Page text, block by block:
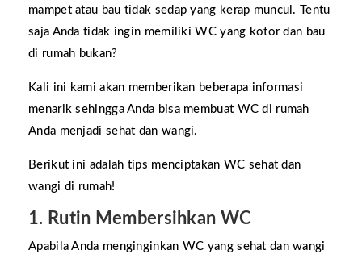
mampet atau bau tidak sedap yang kerap muncul. Tentu
saja Anda tidak ingin memiliki WC yang kotor dan bau
di rumah bukan?
Kali ini kami akan memberikan beberapa informasi
menarik sehingga Anda bisa membuat WC di rumah
Anda menjadi sehat dan wangi.
Berikut ini adalah tips menciptakan WC sehat dan
wangi di rumah!
1. Rutin Membersihkan WC
Apabila Anda menginginkan WC yang sehat dan wangi